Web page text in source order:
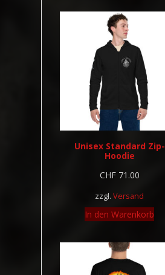
Unisex Standard Zip-
Hoodie
CHF71.00
zzgl.Versand
In den Warenkorb